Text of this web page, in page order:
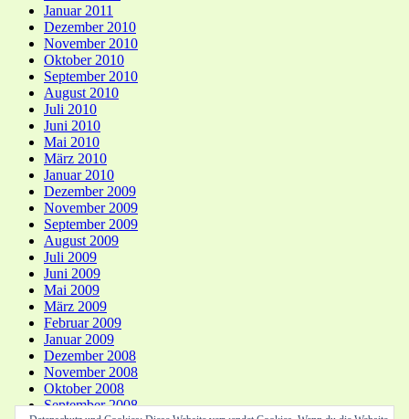
Januar 2011
Dezember 2010
November 2010
Oktober 2010
September 2010
August 2010
Juli 2010
Juni 2010
Mai 2010
März 2010
Januar 2010
Dezember 2009
November 2009
September 2009
August 2009
Juli 2009
Juni 2009
Mai 2009
März 2009
Februar 2009
Januar 2009
Dezember 2008
November 2008
Oktober 2008
September 2008